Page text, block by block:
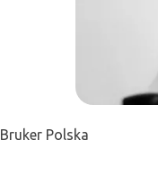
Bruker Polska